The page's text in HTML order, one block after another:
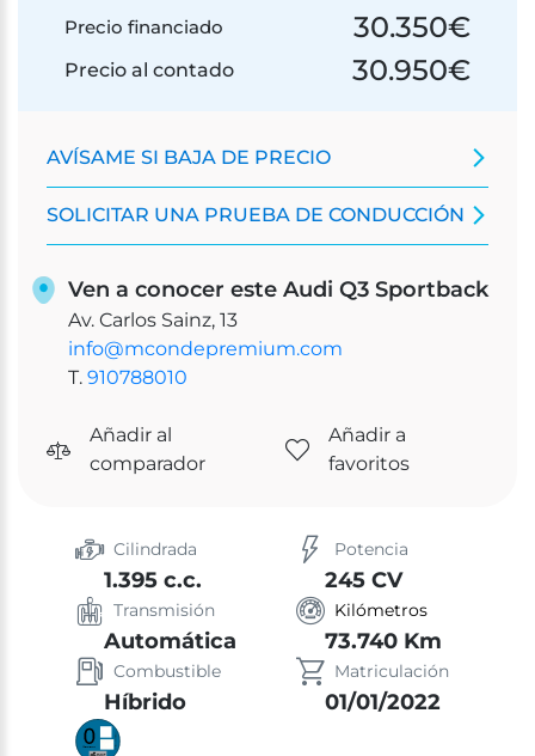
Precio financiado 30.350€
Precio al contado 30.950€
AVÍSAME SI BAJA DE PRECIO
SOLICITAR UNA PRUEBA DE CONDUCCIÓN
Ven a conocer este Audi Q3 Sportback
Av. Carlos Sainz, 13
info@mcondepremium.com
T. 910788010
Añadir al
comparador
Añadir a
favoritos
Cilindrada
1.395 c.c.
Potencia
245 CV
Transmisión
Automática
Kilómetros
73.740 Km
Combustible
Híbrido
Matriculación
01/01/2022